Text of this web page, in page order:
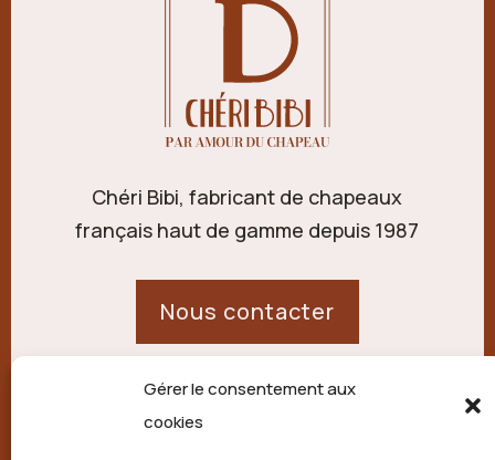
Gérer le consentement aux
cookies
Chéri Bibi, fabricant de chapeaux
français haut de gamme depuis 1987
Nous contacter
21 route de Palisse,